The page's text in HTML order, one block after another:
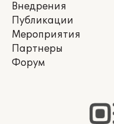
Внедрения
Публикации
Мероприятия
Партнеры
Форум